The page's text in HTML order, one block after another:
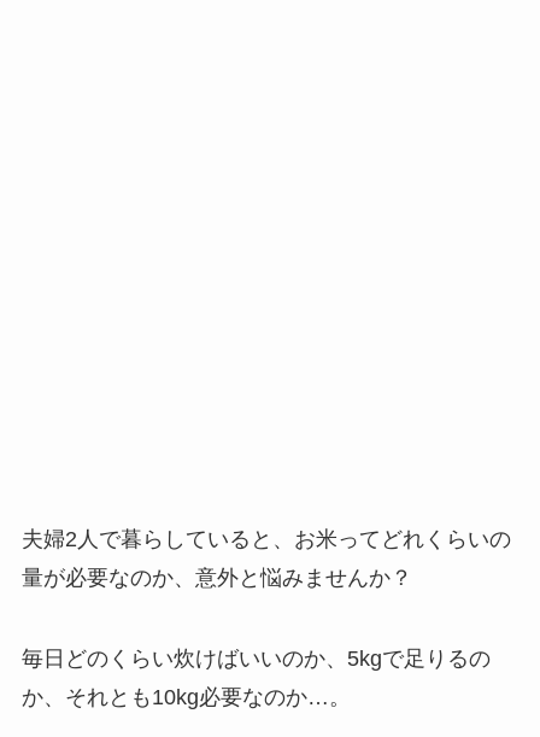
夫婦2人で暮らしていると、お米ってどれくらいの
量が必要なのか、意外と悩みませんか？
毎日どのくらい炊けばいいのか、5kgで足りるの
か、それとも10kg必要なのか…。